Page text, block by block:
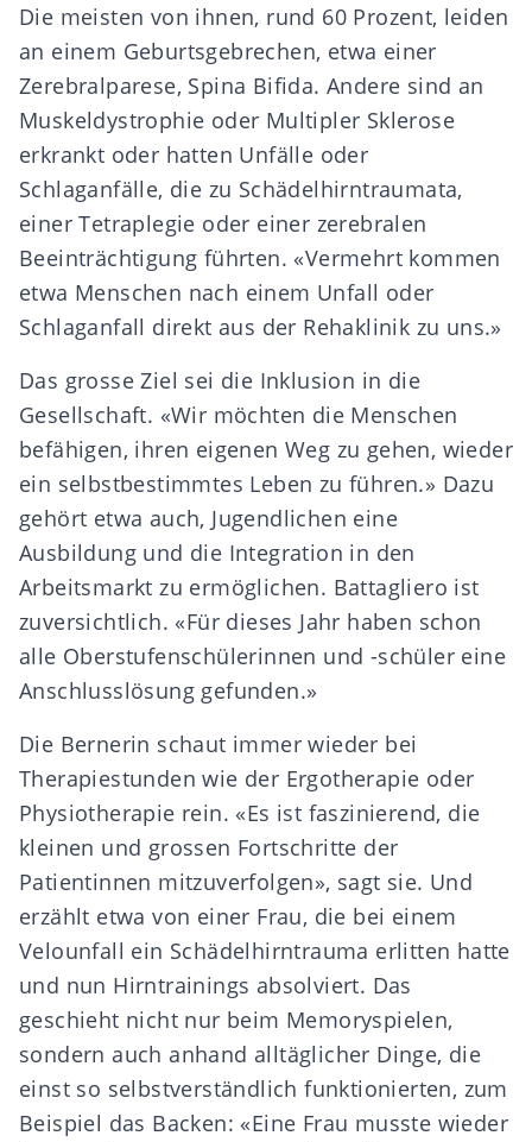
Die meisten von ihnen, rund 60 Prozent, leiden
an einem Geburtsgebrechen, etwa einer
Zerebralparese, Spina Bifida. Andere sind an
Muskeldystrophie oder Multipler Sklerose
erkrankt oder hatten Unfälle oder
Schlaganfälle, die zu Schädelhirntraumata,
einer Tetraplegie oder einer zerebralen
Beeinträchtigung führten. «Vermehrt kommen
etwa Menschen nach einem Unfall oder
Schlaganfall direkt aus der Rehaklinik zu uns.»
Das grosse Ziel sei die Inklusion in die
Gesellschaft. «Wir möchten die Menschen
befähigen, ihren eigenen Weg zu gehen, wieder
ein selbstbestimmtes Leben zu führen.» Dazu
gehört etwa auch, Jugendlichen eine
Ausbildung und die Integration in den
Arbeitsmarkt zu ermöglichen. Battagliero ist
zuversichtlich. «Für dieses Jahr haben schon
alle Oberstufenschülerinnen und -schüler eine
Anschlusslösung gefunden.»
Die Bernerin schaut immer wieder bei
Therapiestunden wie der Ergotherapie oder
Physiotherapie rein. «Es ist faszinierend, die
kleinen und grossen Fortschritte der
Patientinnen mitzuverfolgen», sagt sie. Und
erzählt etwa von einer Frau, die bei einem
Velounfall ein Schädelhirntrauma erlitten hatte
und nun Hirntrainings absolviert. Das
geschieht nicht nur beim Memoryspielen,
sondern auch anhand alltäglicher Dinge, die
einst so selbstverständlich funktionierten, zum
Beispiel das Backen: «Eine Frau musste wieder